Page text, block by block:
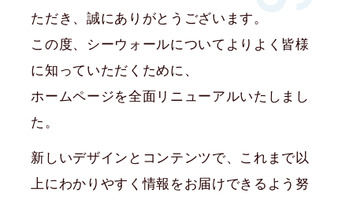
ただき、誠にありがとうございます。
この度、シーウォールについてよりよく皆様
に知っていただくために、
ホームページを全面リニューアルいたしまし
た。
新しいデザインとコンテンツで、これまで以
上にわかりやすく情報をお届けできるよう努